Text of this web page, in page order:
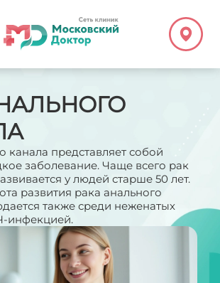
канала представляет собой
заболевание. Чаще всего рак
у людей старше 50 лет.
развития рака анального
также среди неженатых
инфекцией.